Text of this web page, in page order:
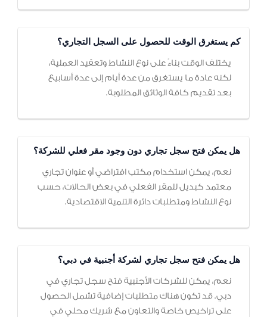
كم يستغرق الوقت للحصول على السجل التجاري؟
يختلف الوقت بناءً على نوع النشاط وتعقيد العملية،
لكنه عادة ما يستغرق من عدة أيام إلى عدة أسابيع
بعد تقديم كافة الوثائق المطلوبة.
هل يمكن فتح سجل تجاري دون وجود مقر فعلي للشركة؟
نعم، يمكن استخدام مكتب افتراضي أو عنوان تجاري
معتمد كبديل للمقر الفعلي في بعض الحالات، حسب
نوع النشاط ومتطلبات دائرة التنمية الاقتصادية.
هل يمكن فتح سجل تجاري لشركة أجنبية في دبي؟
نعم، يمكن للشركات الأجنبية فتح سجل تجاري في
دبي. قد تكون هناك متطلبات إضافية تشمل الحصول
على تراخيص خاصة والتعاون مع شريك محلي في